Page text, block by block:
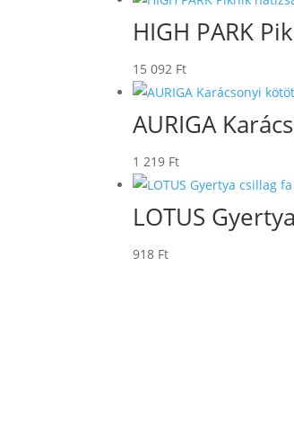
HIGH PARK
15 092 Ft
AURIGA
1 219 Ft
LOTUS
918 Ft